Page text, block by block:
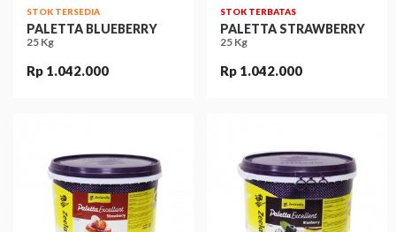
STOK TERSEDIA
PALETTA BLUEBERRY
25 Kg
Rp 1.042.000
STOK TERBATAS
PALETTA STRAWBERRY
25 Kg
Rp 1.042.000